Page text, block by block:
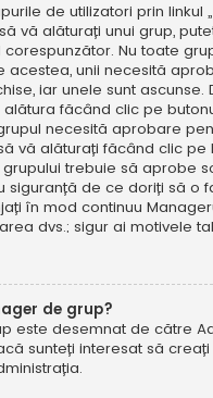
de utilizatori prin linkul
vă alăturați unui grup,
Nu toate
acestea, unii necesită
iar unele sunt ascunse.
făcând clic pe
necesită aprobare
vă alăturați făcând clic pe
trebuie să aprobe
siguranță de ce doriți să o
în mod continuu
dvs.; sigur ai motivele
de grup?
este desemnat de către
sunteți interesat să